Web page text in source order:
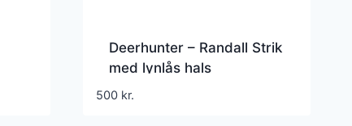
Deerhunter – Randall Strik
med lynlås hals
500 kr.